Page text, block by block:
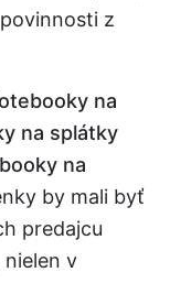
z
na
na splátky
na
by mali byť
predajcu
v